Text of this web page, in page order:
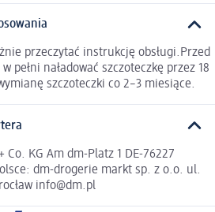
przeczytać instrukcję obsługi.Przed
pełni naładować szczoteczkę przez 18
szczoteczki co 2–3 miesiące.
KG Am dm-Platz 1 DE-76227
dm-drogerie markt sp. z o.o. ul.
info@dm.pl